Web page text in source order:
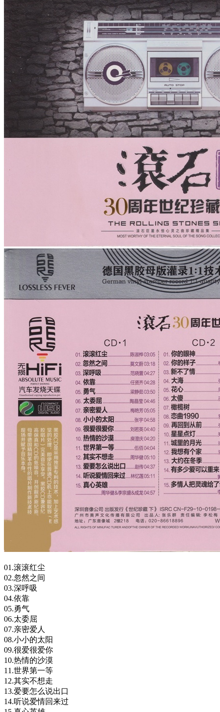
01.滚滚红尘
02.忽然之间
03.深呼吸
04.依靠
05.勇气
06.太委屈
07.亲密爱人
08.小小的太阳
09.很爱很爱你
10.热情的沙漠
11.世界第一等
12.其实不想走
13.爱要怎么说出口
14.听说爱情回来过